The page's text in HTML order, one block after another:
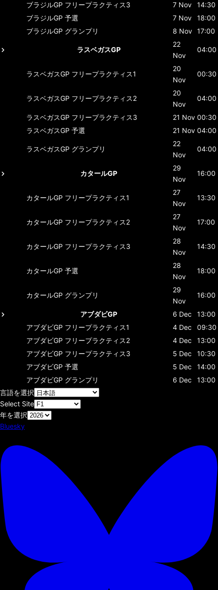
ブラジルGP フリープラクティス3 7 Nov
14:30
ブラジルGP 予選 7 Nov
18:00
ブラジルGP グランプリ 8 Nov 17:00
ラスベガスGP
22
Nov
04:00
ラスベガスGP フリープラクティス1
20
Nov
00:30
ラスベガスGP フリープラクティス2
20
Nov
04:00
ラスベガスGP フリープラクティス3 21 Nov 00:30
ラスベガスGP 予選 21 Nov 04:00
ラスベガスGP グランプリ
22
Nov
04:00
カタールGP
29
Nov
16:00
カタールGP フリープラクティス1
27
Nov
13:30
カタールGP フリープラクティス2
27
Nov
17:00
カタールGP フリープラクティス3
28
Nov
14:30
カタールGP 予選
28
Nov
18:00
カタールGP グランプリ
29
Nov
16:00
アブダビGP 6 Dec
13:00
アブダビGP フリープラクティス1 4 Dec
09:30
アブダビGP フリープラクティス2 4 Dec
13:00
アブダビGP フリープラクティス3 5 Dec
10:30
アブダビGP 予選 5 Dec
14:00
アブダビGP グランプリ 6 Dec
13:00
言語を選択
Select Site
年を選択
Bluesky